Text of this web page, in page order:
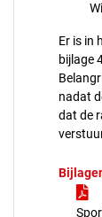
Er is in
bijlage
nadat
dat de